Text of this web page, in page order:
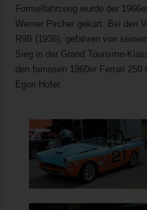
Formelfahrzeug wurde der
Werner Pircher gekürt. Bei den
R9B (1936), gefahren von
Sieg in der Grand Tourisme-
den famosen 1960er Ferrari 250
Egon Hofer.